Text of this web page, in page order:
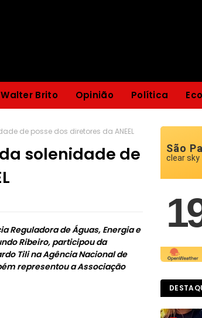
Walter Brito Opinião Política
de posse dos diretores da ANEEL
solenidade de
Reguladora de Águas, Energia e
Ribeiro, participou da
Tili na Agência Nacional de
representou a Associação
São
clear sky